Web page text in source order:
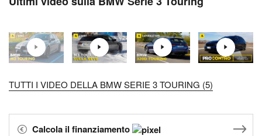
TUTTI I VIDEO DELLA BMW SERIE 3 TOURING (5)
Calcola il finanziamento